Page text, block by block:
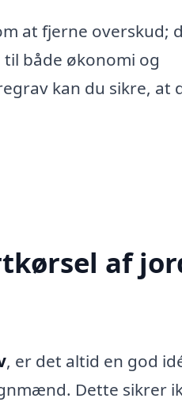
at fjerne overskud;
både økonomi og
kan du sikre, at
af
, er det altid en god
Dette sikrer